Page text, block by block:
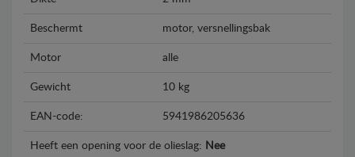
Beschermt motor, versnellingsbak
Motor alle
Gewicht 10 kg
EAN-code: 5941986205636
Heeft een opening voor de olieslag: Nee